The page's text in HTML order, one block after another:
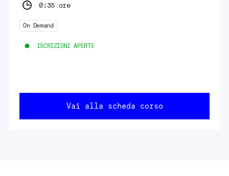
0:35 ore
On Demand
ISCRIZIONI APERTE
Vai alla scheda corso